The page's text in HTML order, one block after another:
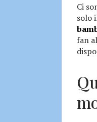
Ci
solo
fan